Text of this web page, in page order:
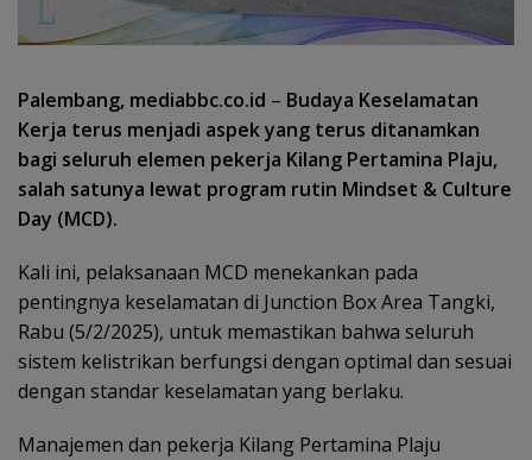
Palembang, mediabbc.co.id – Budaya Keselamatan
Kerja terus menjadi aspek yang terus ditanamkan
bagi seluruh elemen pekerja Kilang Pertamina Plaju,
salah satunya lewat program rutin Mindset & Culture
Day (MCD).
Kali ini, pelaksanaan MCD menekankan pada
pentingnya keselamatan di Junction Box Area Tangki,
Rabu (5/2/2025), untuk memastikan bahwa seluruh
sistem kelistrikan berfungsi dengan optimal dan sesuai
dengan standar keselamatan yang berlaku.
Manajemen dan pekerja Kilang Pertamina Plaju